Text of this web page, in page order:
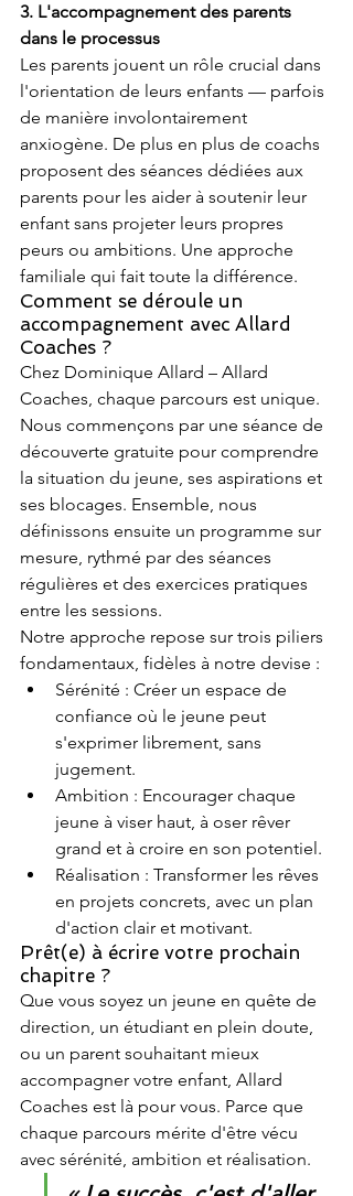
3. L'accompagnement des parents
dans le processus
Les parents jouent un rôle crucial dans
l'orientation de leurs enfants — parfois
de manière involontairement
anxiogène. De plus en plus de coachs
proposent des séances dédiées aux
parents pour les aider à soutenir leur
enfant sans projeter leurs propres
peurs ou ambitions. Une approche
familiale qui fait toute la différence.
Comment se déroule un
accompagnement avec Allard
Coaches ?
Chez Dominique Allard – Allard
Coaches, chaque parcours est unique.
Nous commençons par une séance de
découverte gratuite pour comprendre
la situation du jeune, ses aspirations et
ses blocages. Ensemble, nous
définissons ensuite un programme sur
mesure, rythmé par des séances
régulières et des exercices pratiques
entre les sessions.
Notre approche repose sur trois piliers
fondamentaux, fidèles à notre devise :
Sérénité : Créer un espace de
confiance où le jeune peut
s'exprimer librement, sans
jugement.
Ambition : Encourager chaque
jeune à viser haut, à oser rêver
grand et à croire en son potentiel.
Réalisation : Transformer les rêves
en projets concrets, avec un plan
d'action clair et motivant.
Prêt(e) à écrire votre prochain
chapitre ?
Que vous soyez un jeune en quête de
direction, un étudiant en plein doute,
ou un parent souhaitant mieux
accompagner votre enfant, Allard
Coaches est là pour vous. Parce que
chaque parcours mérite d'être vécu
avec sérénité, ambition et réalisation.